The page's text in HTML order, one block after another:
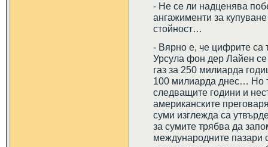
- Не се ли надценява
ангажименти за
стойност…
- Вярно е, че цифрите са
Урсула фон дер Лайен се
газ за 250 милиарда
100 милиарда днес… Но
следващите години и
американските
суми изглежда са
за сумите трябва да
международните пазари